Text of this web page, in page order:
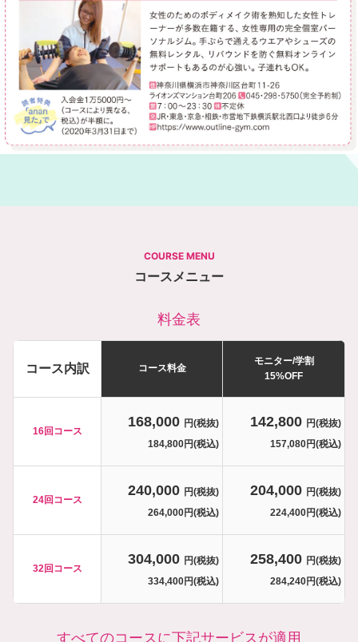
COURSE MENU
コースメニュー
料金表
コース内訳 コース料金
モニター/学割
15%OFF
16回コース
168,000 円(税抜)
184,800円(税込)
142,800 円(税抜)
157,080円(税込)
24回コース
240,000 円(税抜)
264,000円(税込)
204,000 円(税抜)
224,400円(税込)
32回コース
304,000 円(税抜)
334,400円(税込)
258,400 円(税抜)
284,240円(税込)
すべてのコースに下記サービスが適用